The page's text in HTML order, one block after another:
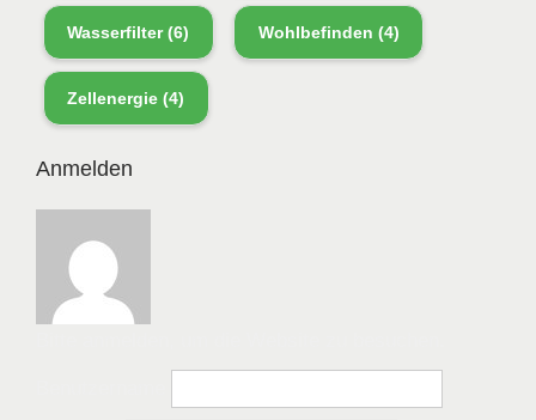
Wasserfilter(6) Wohlbefinden (4)
Zellenergie (4)
Anmelden